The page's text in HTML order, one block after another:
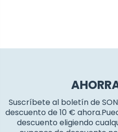
Suscríbete al boletín de
descuento de 10 €
descuento eligiendo